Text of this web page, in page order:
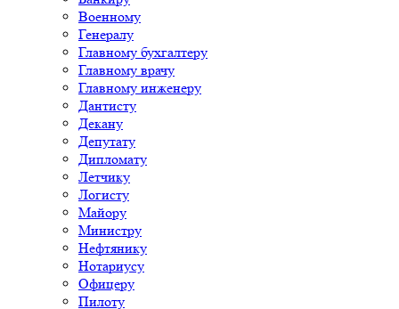
Военному
Генералу
Главному бухгалтеру
Главному врачу
Главному инженеру
Дантисту
Декану
Депутату
Дипломату
Летчику
Логисту
Майору
Министру
Нефтянику
Нотариусу
Офицеру
Пилоту